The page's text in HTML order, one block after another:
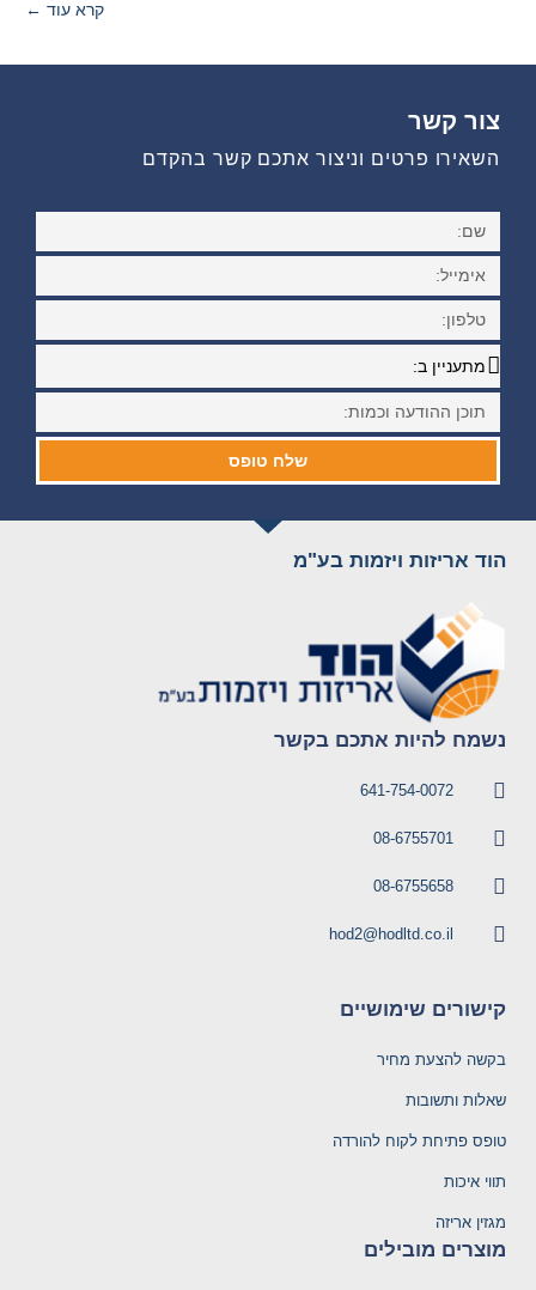
קרא עוד ←
צור קשר
השאירו פרטים וניצור אתכם קשר בהקדם
שלח טופס
הוד אריזות ויזמות בע"מ
נשמח להיות אתכם בקשר
641-754-0072
08-6755701
08-6755658
hod2@hodltd.co.il
קישורים שימושיים
בקשה להצעת מחיר
שאלות ותשובות
טופס פתיחת לקוח להורדה
תווי איכות
מגזין אריזה
מוצרים מובילים